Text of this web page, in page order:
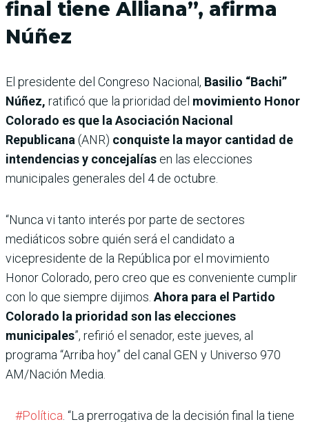
final tiene Alliana”, afirma
Núñez
El presidente del Congreso Nacional, Basilio “Bachi”
Núñez, ratificó que la prioridad del movimiento Honor
Colorado es que la Asociación Nacional
Republicana (ANR) conquiste la mayor cantidad de
intendencias y concejalías en las elecciones
municipales generales del 4 de octubre.
“Nunca vi tanto interés por parte de sectores
mediáticos sobre quién será el candidato a
vicepresidente de la República por el movimiento
Honor Colorado, pero creo que es conveniente cumplir
con lo que siempre dijimos. Ahora para el Partido
Colorado la prioridad son las elecciones
municipales”, refirió el senador, este jueves, al
programa “Arriba hoy” del canal GEN y Universo 970
AM/Nación Media.
#Política . “La prerrogativa de la decisión final la tiene